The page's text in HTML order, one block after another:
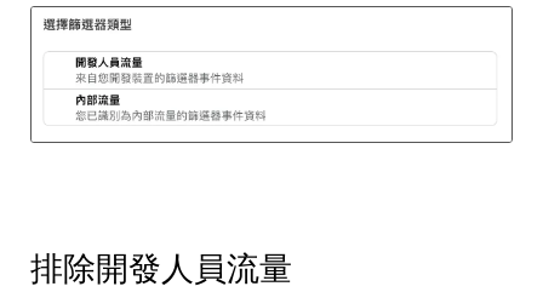
排除開發人員流量